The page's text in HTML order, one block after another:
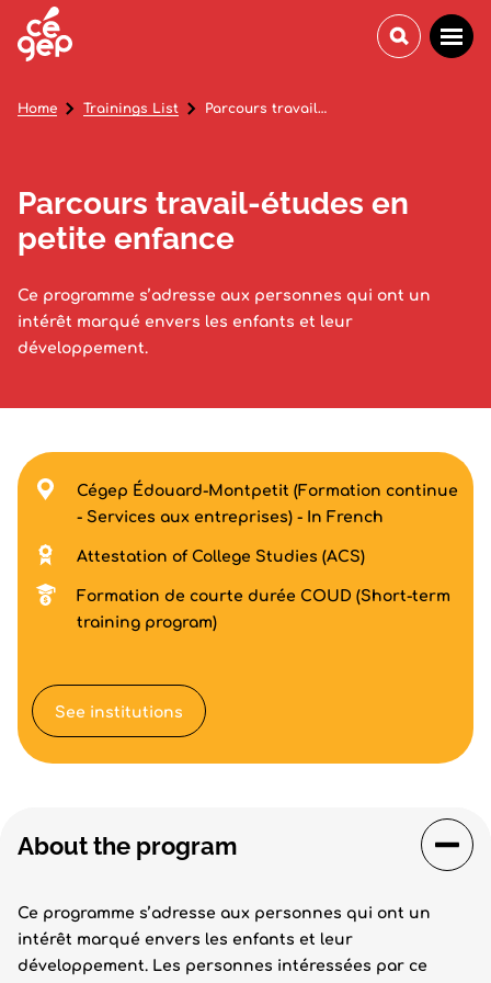
Parcours travail-études en
petite enfance
Ce programme s’adresse aux personnes qui ont un
intérêt marqué envers les enfants et leur
développement.
Home Trainings List Parcours travail-études en petite enfance
About the program
Ce programme s’adresse aux personnes qui ont un
intérêt marqué envers les enfants et leur
développement. Les personnes intéressées par ce
Cégep Édouard-Montpetit (Formation continue
- Services aux entreprises) - In French
Attestation of College Studies (ACS)
Formation de courte durée COUD (Short-term
training program)
See institutions